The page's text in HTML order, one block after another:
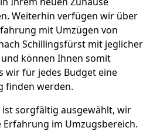
Weiterhin verfügen wir über
mit Umzügen von
Schillingsfürst mit jeglicher
können Ihnen somit
wir für jedes Budget eine
finden werden.
ist sorgfältig ausgewählt, wir
Erfahrung im Umzugsbereich.